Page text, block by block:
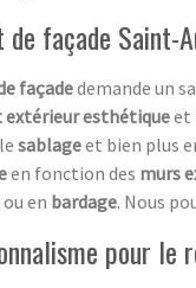
de façade Saint-
façadedemande un
extérieur esthétiqueet
sablageet bien plus
en fonction des murs
en bardage. Nous
pour le